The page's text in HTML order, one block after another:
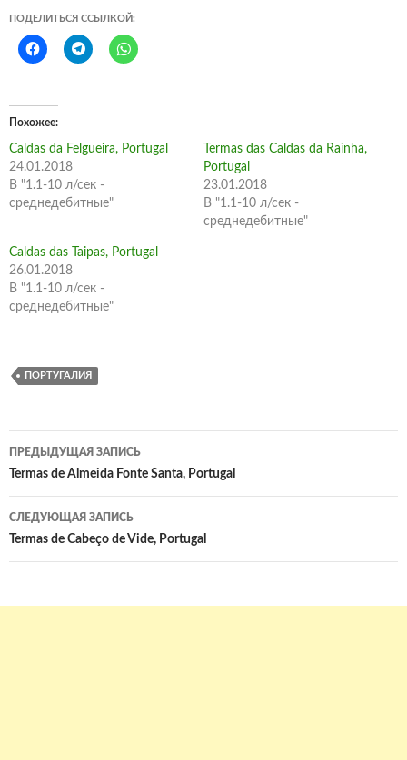
ПОДЕЛИТЬСЯ ССЫЛКОЙ:
Похожее
Caldas da Felgueira, Portugal
24.01.2018
В "1.1-10 л/сек -
среднедебитные"
Termas das Caldas da Rainha,
Portugal
23.01.2018
В "1.1-10 л/сек -
среднедебитные"
Caldas das Taipas, Portugal
26.01.2018
В "1.1-10 л/сек -
среднедебитные"
ПОРТУГАЛИЯ
Навигация
по
записям
ПРЕДЫДУЩАЯ ЗАПИСЬ
Termas de Almeida Fonte Santa, Portugal
СЛЕДУЮЩАЯ ЗАПИСЬ
Termas de Cabeço de Vide, Portugal